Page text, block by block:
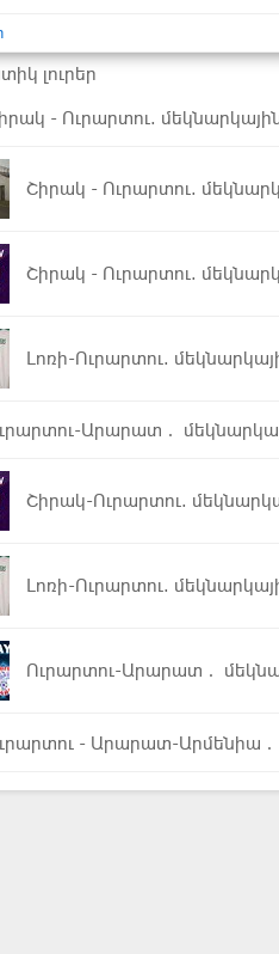
լուրեր
- Ուրարտու.
Շիրակ - Ուրարտու.
Շիրակ - Ուրարտու.
Լոռի-Ուրարտու.
Արարատ․
Շիրակ-Ուրարտու.
Լոռի-Ուրարտու.
Ուրարտու-Արարատ․
- Արարատ-Արմենիա․